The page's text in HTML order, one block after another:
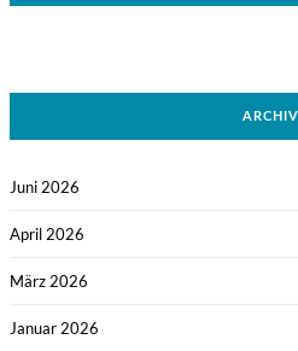
ARCHIV
Juni 2026
April 2026
März 2026
Januar 2026